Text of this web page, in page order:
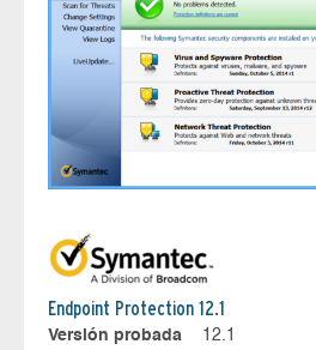
Endpoint Protection 12.1
Versión probada
12.1